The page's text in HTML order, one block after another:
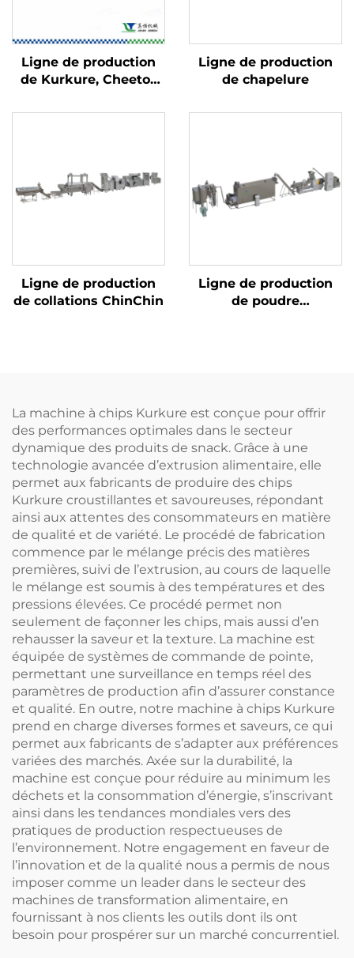
Ligne de production
de Kurkure, Cheetos
Ligne de production
de chapelure
Ligne de production
de collations ChinChin
Ligne de production
de poudre
La machine à chips Kurkure est conçue pour offrir
des performances optimales dans le secteur
dynamique des produits de snack. Grâce à une
technologie avancée d’extrusion alimentaire, elle
permet aux fabricants de produire des chips
Kurkure croustillantes et savoureuses, répondant
ainsi aux attentes des consommateurs en matière
de qualité et de variété. Le procédé de fabrication
commence par le mélange précis des matières
premières, suivi de l’extrusion, au cours de laquelle
le mélange est soumis à des températures et des
pressions élevées. Ce procédé permet non
seulement de façonner les chips, mais aussi d’en
rehausser la saveur et la texture. La machine est
équipée de systèmes de commande de pointe,
permettant une surveillance en temps réel des
paramètres de production afin d’assurer constance
et qualité. En outre, notre machine à chips Kurkure
prend en charge diverses formes et saveurs, ce qui
permet aux fabricants de s’adapter aux préférences
variées des marchés. Axée sur la durabilité, la
machine est conçue pour réduire au minimum les
déchets et la consommation d’énergie, s’inscrivant
ainsi dans les tendances mondiales vers des
pratiques de production respectueuses de
l’environnement. Notre engagement en faveur de
l’innovation et de la qualité nous a permis de nous
imposer comme un leader dans le secteur des
machines de transformation alimentaire, en
fournissant à nos clients les outils dont ils ont
besoin pour prospérer sur un marché concurrentiel.